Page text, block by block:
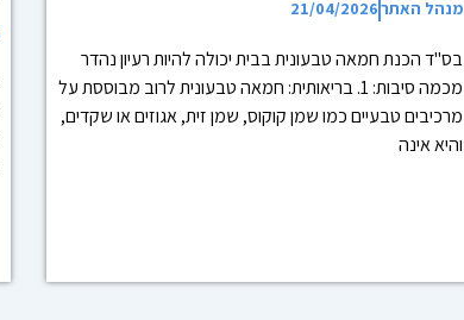
מנהל האתר21/04/2026
בס"ד הכנת חמאה טבעונית בבית יכולה להיות רעיון נהדר
מכמה סיבות: 1. בריאותית: חמאה טבעונית לרוב מבוססת על
מרכיבים טבעיים כמו שמן קוקוס, שמן זית, אגוזים או שקדים,
והיא אינה